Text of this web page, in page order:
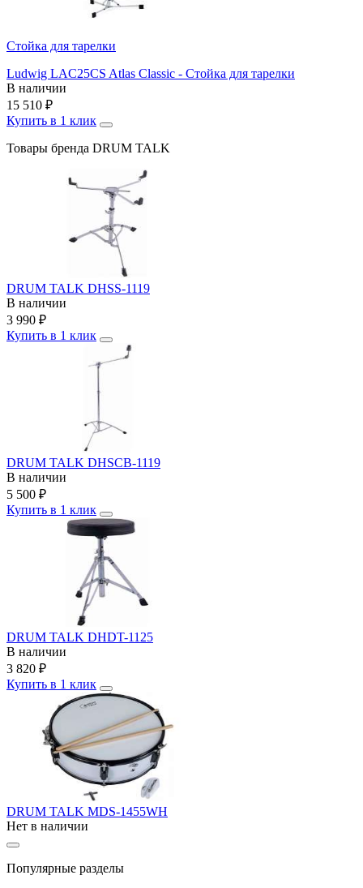
Стойка для тарелки
Ludwig LAC25CS Atlas Classic - Стойка для тарелки
В наличии
15 510 ₽
Купить в 1 клик
Товары бренда DRUM TALK
DRUM TALK DHSS-1119
В наличии
3 990 ₽
Купить в 1 клик
DRUM TALK DHSCB-1119
В наличии
5 500 ₽
Купить в 1 клик
DRUM TALK DHDT-1125
В наличии
3 820 ₽
Купить в 1 клик
DRUM TALK MDS-1455WH
Нет в наличии
Популярные разделы